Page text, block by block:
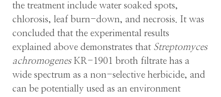
the treatment include water soaked spots,
chlorosis, leaf burn-down, and necrosis. It was
concluded that the experimental results
explained above demonstrates that Streptomyces
achromogenesKR-1901 broth filtrate has a
wide spectrum as a non-selective herbicide, and
can be potentially used as an environment